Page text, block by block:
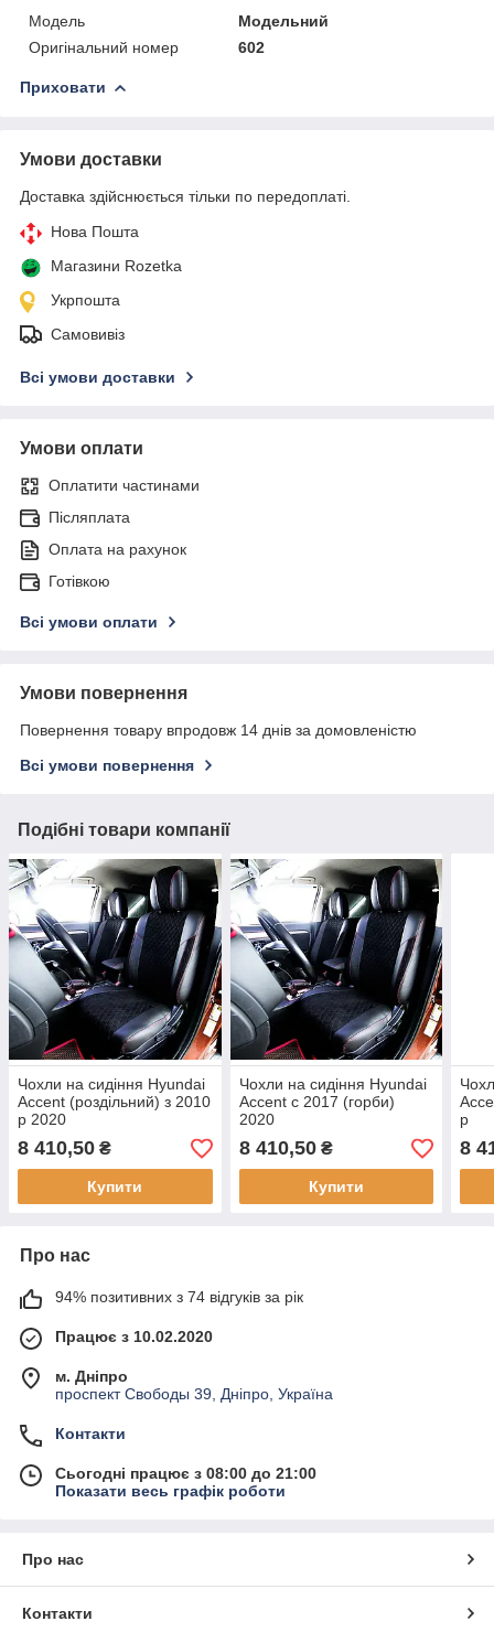
Мoдель
Модельний
Оригінальний номер
602
Приховати
Умови доставки
Доставка здійснюється тільки по передоплаті.
Нова Пошта
Магазини Rozetka
Укрпошта
Самовивіз
Всі умови доставки
Умови оплати
Оплатити частинами
Післяплата
Оплата на рахунок
Готівкою
Всі умови оплати
Умови повернення
Повернення товару впродовж 14 днів за домовленістю
Всі умови повернення
Подібні товари компанії
Чохли на сидіння Hyundai
Accent (роздільний) з 2010
р 2020
8 410,50 ₴
Купити
Чохли на сидіння Hyundai
Accent c 2017 (горби)
2020
8 410,50₴
Купити
р
8
Про нас
94% позитивних з 74 відгуків за рік
Працює з 10.02.2020
м. Дніпро
проспект Свободы 39, Дніпро, Україна
Контакти
Сьогодні працює з 08:00 до 21:00
Показати весь графік роботи
Про нас
Контакти